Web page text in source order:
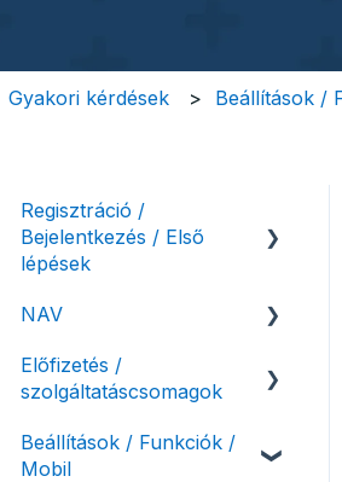
Gyakori kérdések Beállítások /
Regisztráció /
Bejelentkezés / Első
lépések
Felhasználó beállításai
Számlázási fiók kezdő
beállításai, első lépések
NAV
NAV online
adatszolgáltatás
Adóhatósági ellenőrzés
adatszolgáltatás
Előfizetés /
szolgáltatáscsomagok
Szolgáltatáscsomag
kiválasztása
Beállítások / Funkciók /
Mobil